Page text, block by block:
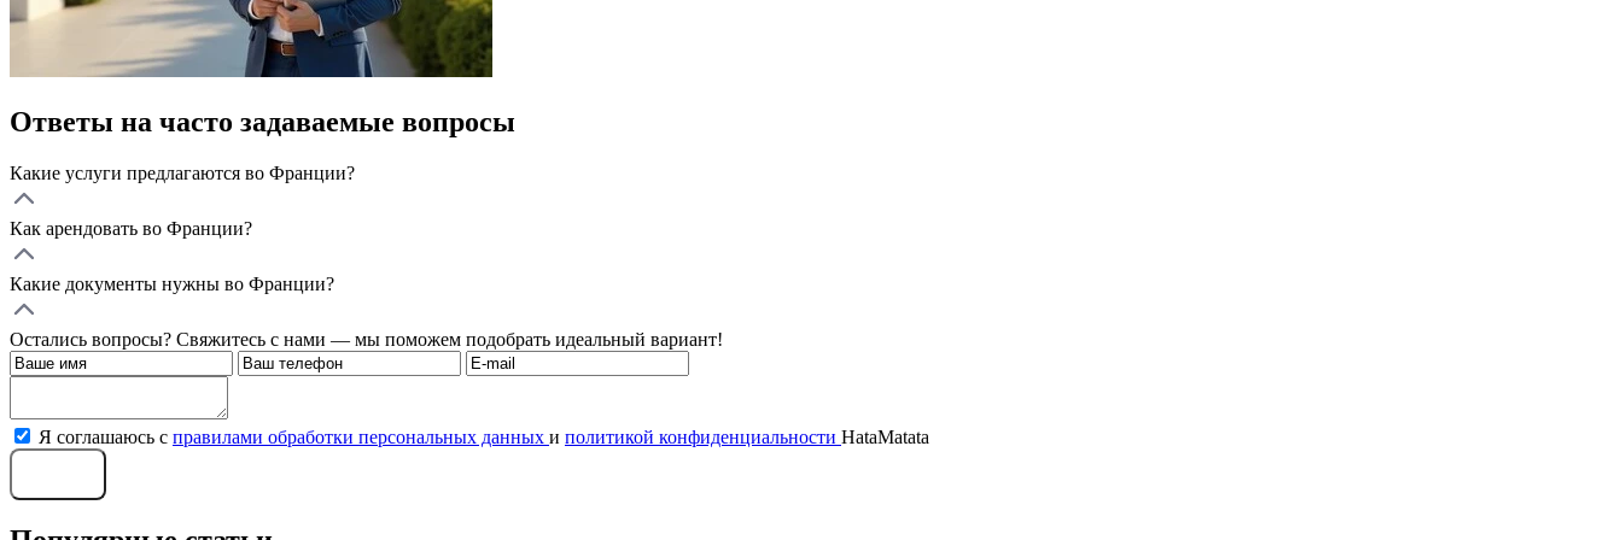
Ответы на часто задаваемые вопросы
Какие услуги предлагаются во Франции?
Как арендовать во Франции?
Какие документы нужны во Франции?
Остались вопросы? Свяжитесь с нами — мы поможем подобрать идеальный вариант!
Я соглашаюсь с правилами обработки персональных данных и политикой конфиденциальности HataMatata